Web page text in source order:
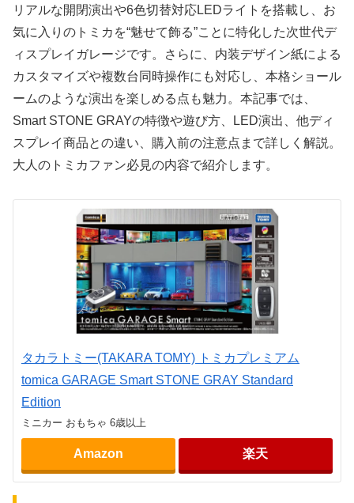
リアルな開閉演出や6色切替対応LEDライトを搭載し、お
気に入りのトミカを“魅せて飾る”ことに特化した次世代デ
ィスプレイガレージです。さらに、内装デザイン紙による
カスタマイズや複数台同時操作にも対応し、本格ショール
ームのような演出を楽しめる点も魅力。本記事では、
Smart STONE GRAYの特徴や遊び方、LED演出、他ディ
スプレイ商品との違い、購入前の注意点まで詳しく解説。
大人のトミカファン必見の内容で紹介します。
タカラトミー(TAKARA TOMY) トミカプレミアム
tomica GARAGE Smart STONE GRAY Standard
Edition
ミニカー おもちゃ 6歳以上
Amazon 楽天